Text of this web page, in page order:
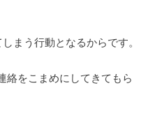
まう行動となるからです。
絡をこまめにしてきてもら